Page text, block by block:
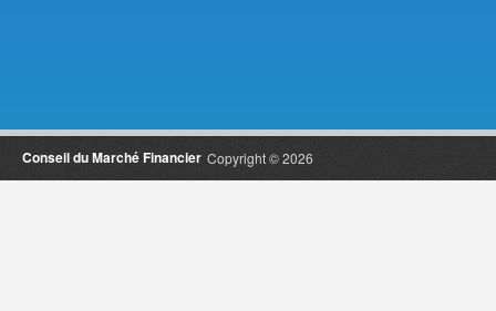
Copyright © 2026
Conseil du Marché Financier